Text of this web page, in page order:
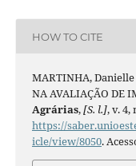
HOW TO CITE
MARTINHA,
NA AVALIAÇÃO DE
Agrárias,[S. l.], v. 4,
https://
icle/view/8050.